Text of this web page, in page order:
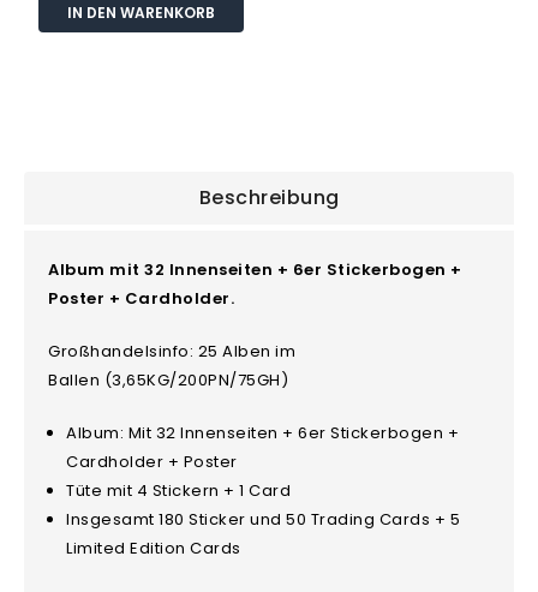
IN DEN WARENKORB
Beschreibung
Album mit 32 Innenseiten + 6er Stickerbogen +
Poster + Cardholder.
Großhandelsinfo: 25 Alben im
Ballen (3,65KG/200PN/75GH)
Album: Mit 32 Innenseiten + 6er Stickerbogen +
Cardholder + Poster
Tüte mit 4 Stickern + 1 Card
Insgesamt 180 Sticker und 50 Trading Cards + 5
Limited Edition Cards